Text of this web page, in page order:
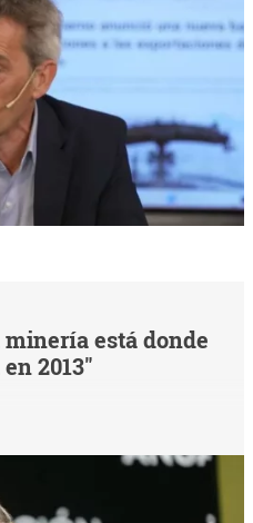
está donde
2013"